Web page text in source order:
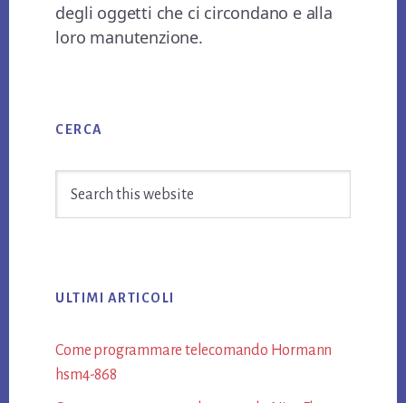
degli oggetti che ci circondano e alla
loro manutenzione.
Sidebar
CERCA
ULTIMI ARTICOLI
Come programmare telecomando Hormann​
hsm4-868​